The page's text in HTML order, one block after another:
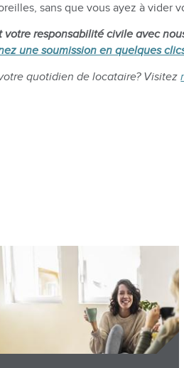
sans que vous ayez à vider
votre responsabilité civile avec
une soumission en quelques
quotidien de locataire? Visitez